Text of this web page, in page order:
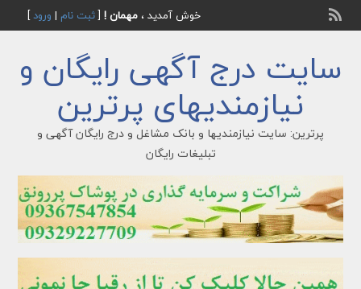
خوش آمدید ، مهمان ![ثبت نام | ورود]
سایت درج آگهی رایگان و
نیازمندیهای پرترین
پرترین: سایت نیازمندیها و بانک مشاغل و درج رایگان آگهی و
تبلیغات رایگان